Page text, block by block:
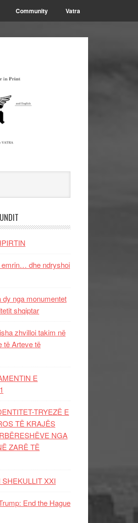
Community Vatra
emrin… dhe ndryshoi
dy nga monumentet
shqiptar
zhvilloi takim në
të Arteve të
E
TRYEZË E
TË KRAJËS
NGA
ZARË TË
XXI
End the Hague